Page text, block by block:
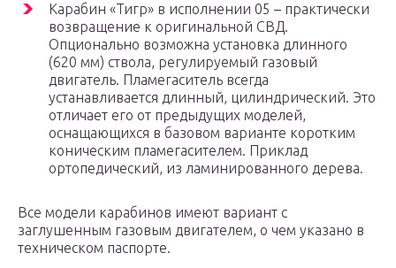
Карабин «Тигр» в исполнении 05 – практически
возвращение к оригинальной СВД.
Опционально возможна установка длинного
(620 мм) ствола, регулируемый газовый
двигатель. Пламегаситель всегда
устанавливается длинный, цилиндрический. Это
отличает его от предыдущих моделей,
оснащающихся в базовом варианте коротким
коническим пламегасителем. Приклад
ортопедический, из ламинированного дерева.
Все модели карабинов имеют вариант с
заглушенным газовым двигателем, о чем указано в
техническом паспорте.